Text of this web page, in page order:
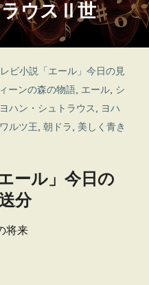
ウスⅡ世
ビ小説「エール」今日の見
ーンの森の物語, エール, シ
ヨハン・シュトラウス
ヨハ
ワルツ王 朝ドラ
美しく青き
ール」今日の
分
将来